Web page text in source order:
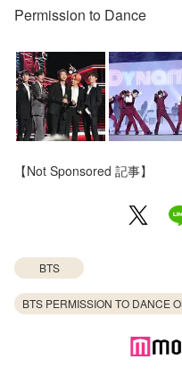
Permission to Dance
【Not Sponsored 記事】
BTS
BTS PERMISSION TO DANCE